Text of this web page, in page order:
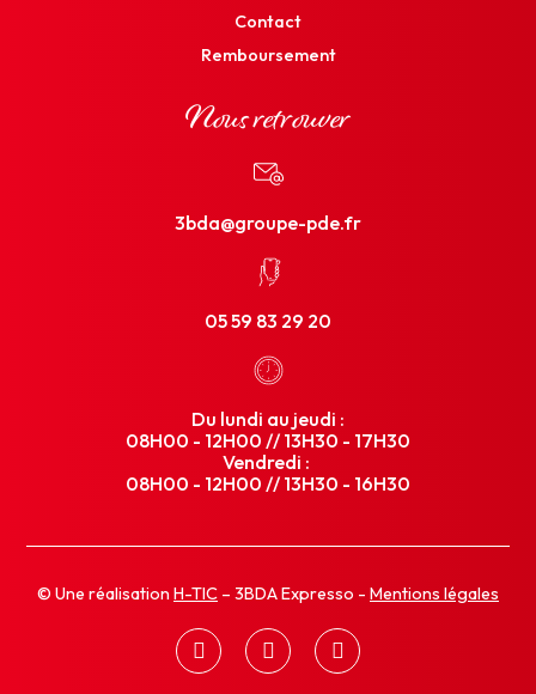
Contact
Remboursement
Nous retrouver
3bda@groupe-pde.fr
05 59 83 29 20
Du lundi au jeudi :
08H00 - 12H00 // 13H30 - 17H30
Vendredi :
08H00 - 12H00 // 13H30 - 16H30
© Une réalisation H-TIC – 3BDA Expresso - Mentions légales